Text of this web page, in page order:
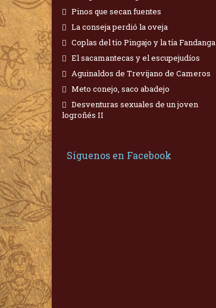
Pinos que secan fuentes
La conseja perdió la oveja
Coplas del tío Pingajo y la tía Fandanga
El sacamantecas y el escupejudíos
Aguinaldos de Trevijano de Cameros
Meto conejo, saco abadejo
Desventuras sexuales de un joven
logroñés II
Síguenos en Facebook